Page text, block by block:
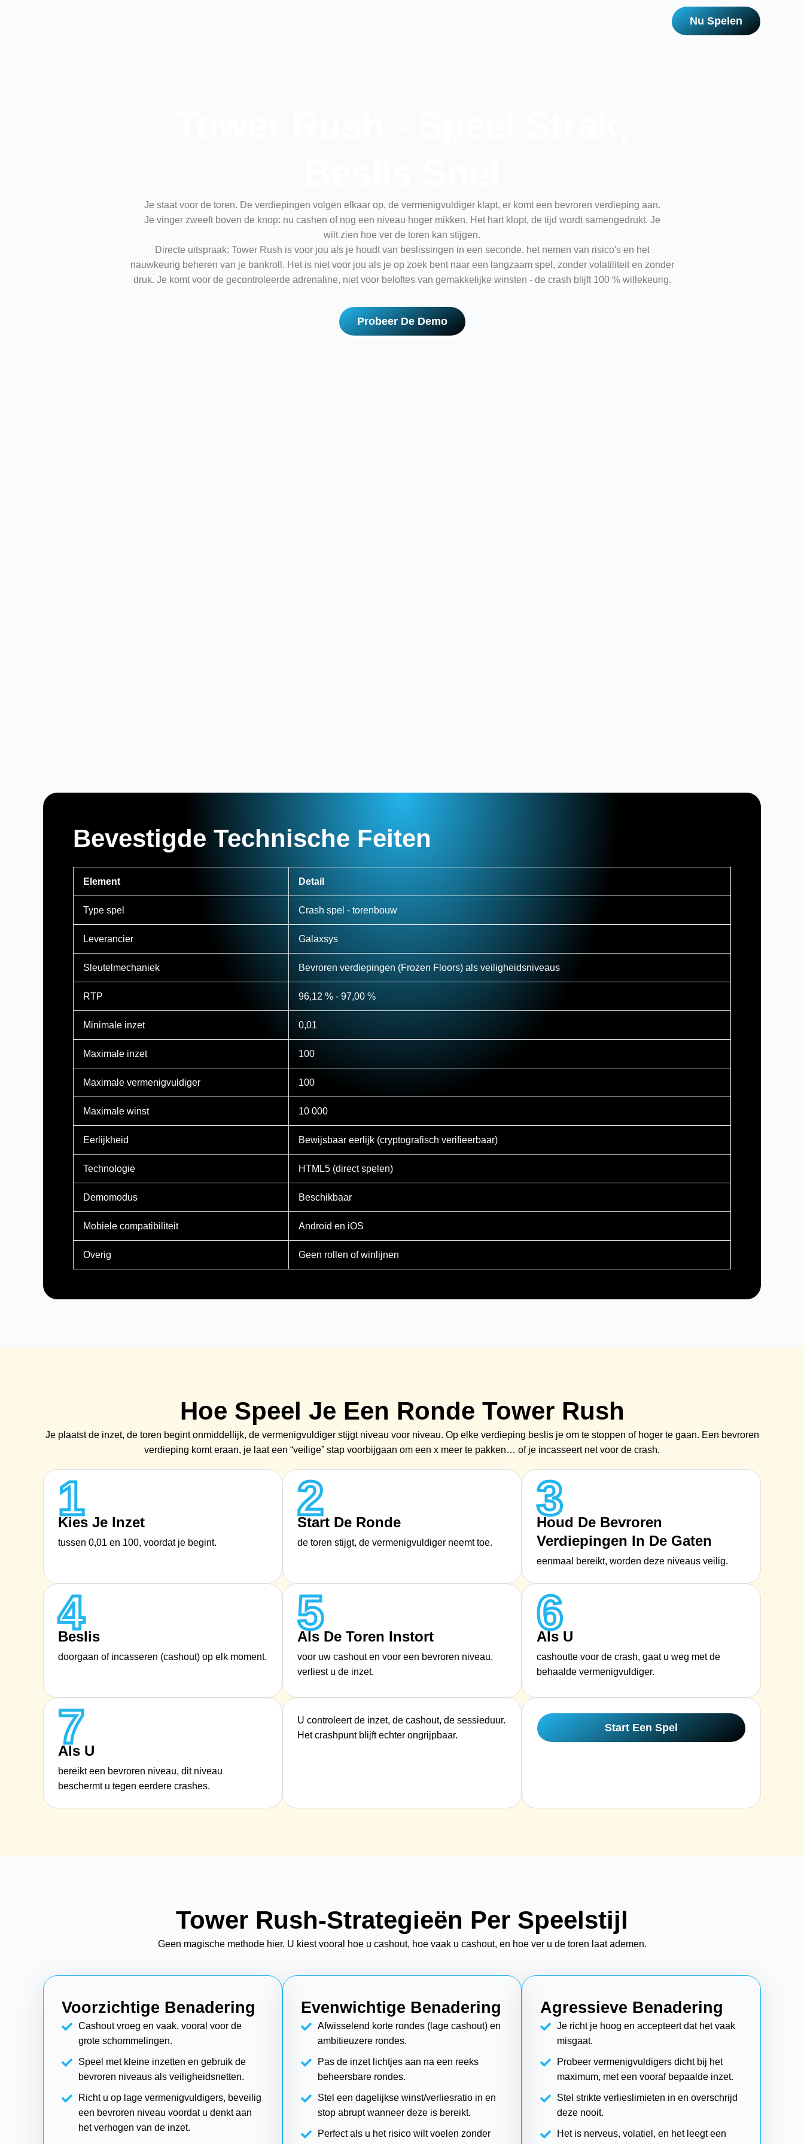
Nu Spelen
Je staat voor de toren. De verdiepingen volgen elkaar op, de vermenigvuldiger klapt, er komt een bevroren verdieping aan.
Je vinger zweeft boven de knop: nu cashen of nog een niveau hoger mikken. Het hart klopt, de tijd wordt samengedrukt. Je
wilt zien hoe ver de toren kan stijgen.
Directe uitspraak: Tower Rush is voor jou als je houdt van beslissingen in een seconde, het nemen van risico's en het
nauwkeurig beheren van je bankroll. Het is niet voor jou als je op zoek bent naar een langzaam spel, zonder volatiliteit en zonder
druk. Je komt voor de gecontroleerde adrenaline, niet voor beloftes van gemakkelijke winsten - de crash blijft 100 % willekeurig.
Probeer De Demo
Bevestigde Technische Feiten
Element Detail
Type spel Crash spel - torenbouw
Leverancier Galaxsys
Sleutelmechaniek Bevroren verdiepingen (Frozen Floors) als veiligheidsniveaus
RTP 96,12 % - 97,00 %
Minimale inzet 0,01
Maximale inzet 100
Maximale vermenigvuldiger 100
Maximale winst 10 000
Eerlijkheid Bewijsbaar eerlijk (cryptografisch verifieerbaar)
Technologie HTML5 (direct spelen)
Demomodus Beschikbaar
Mobiele compatibiliteit Android en iOS
Overig Geen rollen of winlijnen
Hoe Speel Je Een Ronde Tower Rush
Je plaatst de inzet, de toren begint onmiddellijk, de vermenigvuldiger stijgt niveau voor niveau. Op elke verdieping beslis je om te stoppen of hoger te gaan. Een bevroren
verdieping komt eraan, je laat een “veilige” stap voorbijgaan om een x meer te pakken… of je incasseert net voor de crash.
1
Kies Je Inzet
tussen 0,01 en 100, voordat je begint.
2
Start De Ronde
de toren stijgt, de vermenigvuldiger neemt toe.
3
Houd De Bevroren
Verdiepingen In De Gaten
eenmaal bereikt, worden deze niveaus veilig.
4
Beslis
doorgaan of incasseren (cashout) op elk moment.
5
Als De Toren Instort
voor uw cashout en voor een bevroren niveau,
verliest u de inzet.
6
Als U
cashoutte voor de crash, gaat u weg met de
behaalde vermenigvuldiger.
7
Als U
bereikt een bevroren niveau, dit niveau
beschermt u tegen eerdere crashes.
U controleert de inzet, de cashout, de sessieduur.
Het crashpunt blijft echter ongrijpbaar.
Start Een Spel
Tower Rush-Strategieën Per Speelstijl
Geen magische methode hier. U kiest vooral hoe u cashout, hoe vaak u cashout, en hoe ver u de toren laat ademen.
Voorzichtige Benadering
Cashout vroeg en vaak, vooral voor de
grote schommelingen.
Speel met kleine inzetten en gebruik de
bevroren niveaus als veiligheidsnetten.
Richt u op lage vermenigvuldigers, beveilig
een bevroren niveau voordat u denkt aan
het verhogen van de inzet.
Evenwichtige Benadering
Afwisselend korte rondes (lage cashout) en
ambitieuzere rondes.
Pas de inzet lichtjes aan na een reeks
beheersbare rondes.
Stel een dagelijkse winst/verliesratio in en
stop abrupt wanneer deze is bereikt.
Perfect als u het risico wilt voelen zonder
Agressieve Benadering
Je richt je hoog en accepteert dat het vaak
misgaat.
Probeer vermenigvuldigers dicht bij het
maximum, met een vooraf bepaalde inzet.
Stel strikte verlieslimieten in en overschrijd
deze nooit.
Het is nerveus, volatiel, en het leegt een